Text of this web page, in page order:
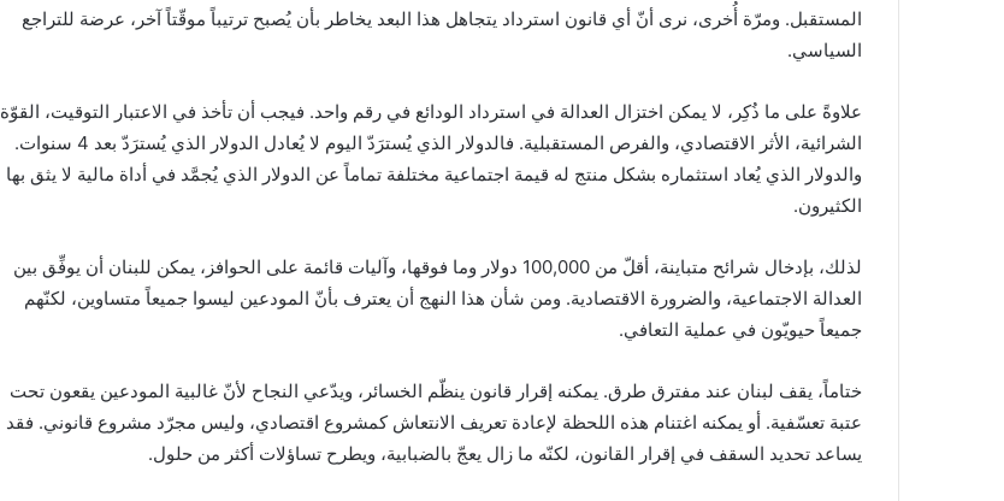
المستقبل. ومرّة أُخرى، نرى أنّ أي قانون استرداد يتجاهل هذا البعد يخاطر بأن يُصبح ترتيباً موقّتاً آخر، عرضة للتراجع
السياسي.
علاوةً على ما ذُكِر، لا يمكن اختزال العدالة في استرداد الودائع في رقم واحد. فيجب أن تأخذ في الاعتبار التوقيت، القوّة
الشرائية، الأثر الاقتصادي، والفرص المستقبلية. فالدولار الذي يُسترَدّ اليوم لا يُعادل الدولار الذي يُسترَدّ بعد 4 سنوات.
والدولار الذي يُعاد استثماره بشكل منتج له قيمة اجتماعية مختلفة تماماً عن الدولار الذي يُجمَّد في أداة مالية لا يثق بها
الكثيرون.
لذلك، بإدخال شرائح متباينة، أقلّ من 100,000 دولار وما فوقها، وآليات قائمة على الحوافز، يمكن للبنان أن يوفِّق بين
العدالة الاجتماعية، والضرورة الاقتصادية. ومن شأن هذا النهج أن يعترف بأنّ المودعين ليسوا جميعاً متساوين، لكنّهم
جميعاً حيويّون في عملية التعافي.
ختاماً، يقف لبنان عند مفترق طرق. يمكنه إقرار قانون ينظّم الخسائر، ويدّعي النجاح لأنّ غالبية المودعين يقعون تحت
عتبة تعسّفية. أو يمكنه اغتنام هذه اللحظة لإعادة تعريف الانتعاش كمشروع اقتصادي، وليس مجرّد مشروع قانوني. فقد
يساعد تحديد السقف في إقرار القانون، لكنّه ما زال يعجّ بالضبابية، ويطرح تساؤلات أكثر من حلول.